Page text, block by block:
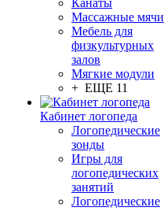
Канаты
Массажные мячи
Мебель для
физкультурных
залов
Мягкие модули
+ ЕЩЕ 11
Кабинет логопеда
Логопедические
зонды
Игры для
логопедических
занятий
Логопедические